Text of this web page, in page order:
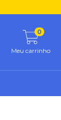
Meu carrinho
0